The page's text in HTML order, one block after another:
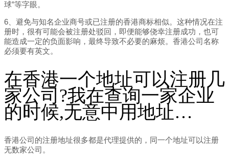
球”等字眼。
6、避免与知名企业商号或已注册的香港商标相似。这种情况在注
册时，很有可能会被注册处驳回，即便能够侥幸注册成功，也可
能造成一定的负面影响，最终导致不必要的麻烦。香港公司名称
必须要有英文。
在香港一个地址可以注册几
家公司?我在查询一家企业
的时候,无意中用地址…
香港公司的注册地址很多都是代理提供的，同一个地址可以注册
无数家公司。